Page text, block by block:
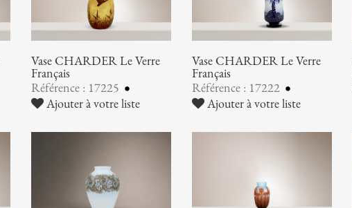
Vase CHARDER Le Verre
Français
Référence : 17225
Ajouter à votre liste
Vase CHARDER Le Verre
Français
Référence : 17222
Ajouter à votre liste